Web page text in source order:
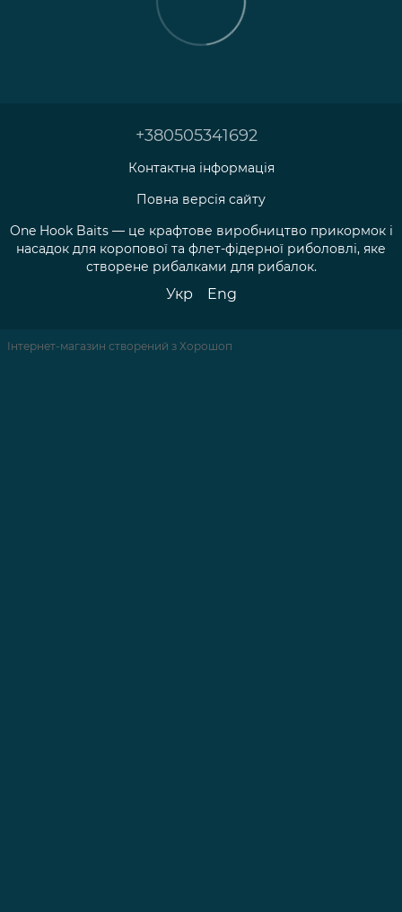
+380505341692
Контактна інформація
Повна версія сайту
One Hook Baits — це крафтове виробництво прикормок і
насадок для коропової та флет-фідерної риболовлі, яке
створене рибалками для рибалок.
Укр Eng
Інтернет-магазин створений з Хорошоп